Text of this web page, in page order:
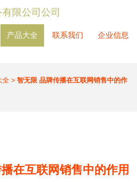
限公司公司
产品大全 联系我们 企业信息
全 > 智无限 品牌传播在互联网销售中的作
在互联网销售中的作用